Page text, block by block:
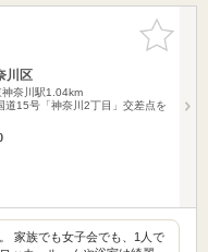
お気に入
りに追加
川区
神奈川駅1.04km
道15号「神奈川2丁目」交差点を
家族でも女子会でも、1人で